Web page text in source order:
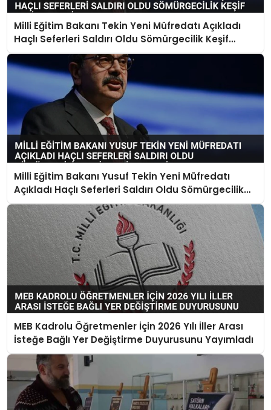
Milli Eğitim Bakanı Tekin Yeni Müfredatı Açıkladı
Haçlı Seferleri Saldırı Oldu Sömürgecilik Keşif
Yerine Geçti
Milli Eğitim Bakanı Yusuf Tekin Yeni Müfredatı
Açıkladı Haçlı Seferleri Saldırı Oldu Sömürgecilik
Keşif Yerine Geçti
MEB Kadrolu Öğretmenler İçin 2026 Yılı İller Arası
İsteğe Bağlı Yer Değiştirme Duyurusunu Yayımladı